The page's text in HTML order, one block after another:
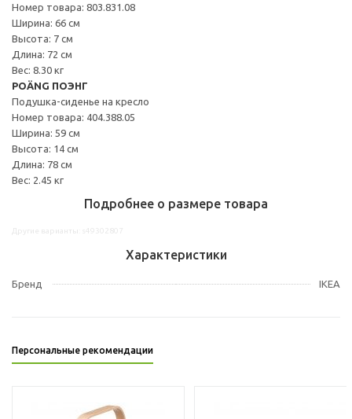
Номер товара: 803.831.08
Ширина: 66 см
Высота: 7 см
Длина: 72 см
Вес: 8.30 кг
POÄNG ПОЭНГ
Подушка-сиденье на кресло
Номер товара: 404.388.05
Ширина: 59 см
Высота: 14 см
Длина: 78 см
Вес: 2.45 кг
Подробнее о размере товара
Характеристики
Бренд IKEA
Персональные рекомендации